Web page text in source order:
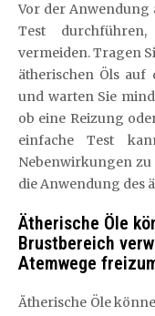
Vor der Anwendung
Test
vermeiden. Tragen
ätherischen Öls
und warten Sie
ob eine Reizung
einfache Test
Nebenwirkungen zu
die Anwendung des
Ätherische Öle
Brustbereich
Atemwege
Ätherische Öle